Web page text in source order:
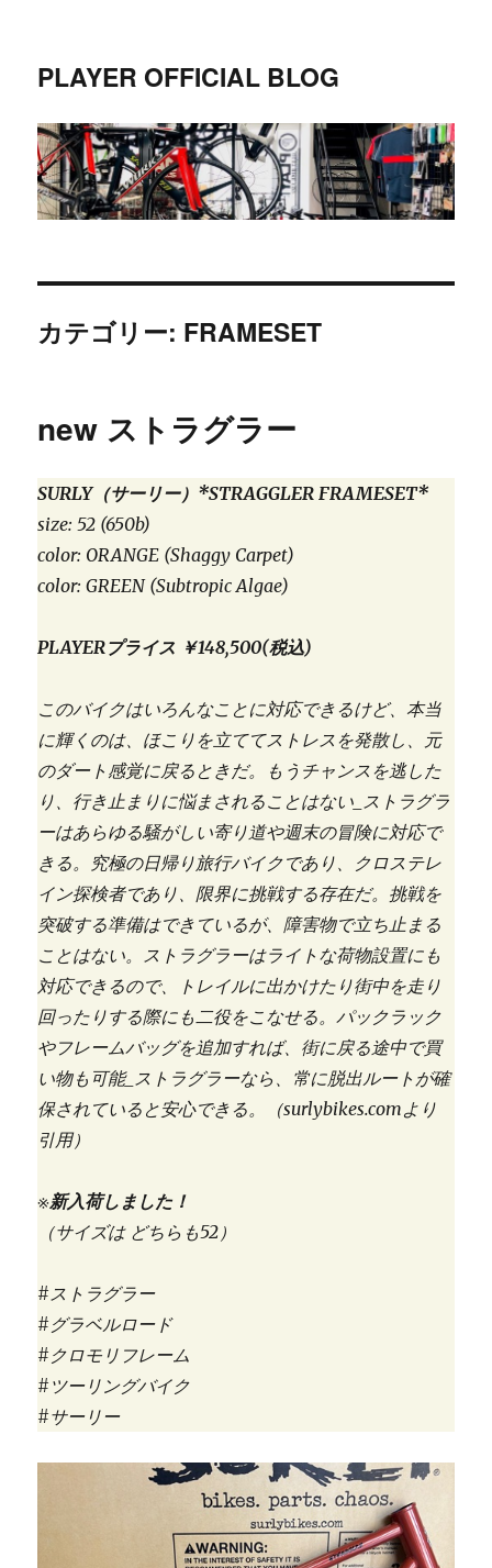
PLAYER OFFICIAL BLOG
カテゴリー: FRAMESET
new ストラグラー
SURLY（サーリー）*STRAGGLER FRAMESET*
size: 52 (650b)
color: ORANGE (Shaggy Carpet)
color: GREEN (Subtropic Algae)
PLAYERプライス ￥148,500(税込)
このバイクはいろんなことに対応できるけど、本当
に輝くのは、ほこりを立ててストレスを発散し、元
のダート感覚に戻るときだ。もうチャンスを逃した
り、行き止まりに悩まされることはない_ストラグラ
ーはあらゆる騒がしい寄り道や週末の冒険に対応で
きる。究極の日帰り旅行バイクであり、クロステレ
イン探検者であり、限界に挑戦する存在だ。挑戦を
突破する準備はできているが、障害物で立ち止まる
ことはない。ストラグラーはライトな荷物設置にも
対応できるので、トレイルに出かけたり街中を走り
回ったりする際にも二役をこなせる。パックラック
やフレームバッグを追加すれば、街に戻る途中で買
い物も可能_ストラグラーなら、常に脱出ルートが確
保されていると安心できる。（surlybikes.comより
引用）
※新入荷しました！
（サイズは どちらも52）
#ストラグラー
#グラベルロード
#クロモリフレーム
#ツーリングバイク
#サーリー